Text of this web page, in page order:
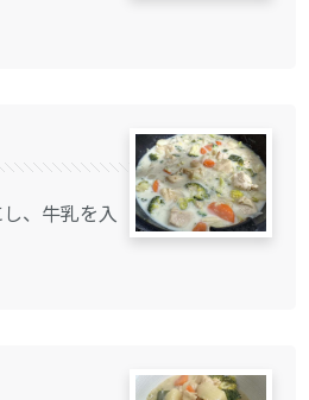
、牛乳を入